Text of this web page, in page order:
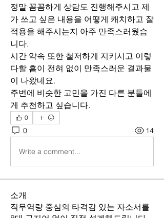
정말 꼼꼼하게 상담도 진행해주시고 제
가 쓰고 싶은 내용을 어떻게 캐치하고 잘
적용을 해주시는지 아주 만족스러웠습
니다.
시간 약속 또한 철저하게 지키시고 이렇
다할 흠이 전혀 없이 만족스러운 결과물
이 나왔네요.
주변에 비슷한 고민을 가진 다른 분들에
게 추천하고 싶습니다.
0
0 14
Write a comment...
소개
직무역량 중심의 타격감 있는 자소서를